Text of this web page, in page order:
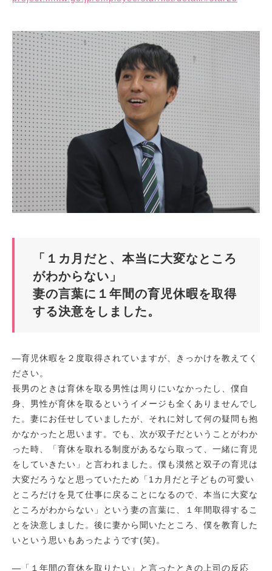
「１カ月だと、本当に大変なところ
がわからない」
妻の言葉に１年間の育児休暇を取得
する決意をしました。
―育児休暇を２度取得されていますが、きっかけを教えてく
ださい。
長男のときは育休を取る男性は周りにいなかったし、僕自
身、男性が育休を取るというイメージも全くありませんでし
た。妻にお任せしていましたが、それに対して何の疑問も抱
かなかったと思います。でも、次が双子だということがわか
った時、「育休を取れる制度があるなら取って、一緒に育児
をしていきたい」と言われました。僕も漠然と双子の育児は
大変だろうなと思っていたため「1カ月だと子どもの可愛い
ところだけを見て仕事に戻ることになるので、本当に大変な
ところがわからない」という妻の言葉に、１年間取得するこ
とを決意しました。後に妻から聞いたところ、僕を教育した
いという思いもあったようです(笑)。
―「１年間の育休を取りたい」と言ったときの上司の反応